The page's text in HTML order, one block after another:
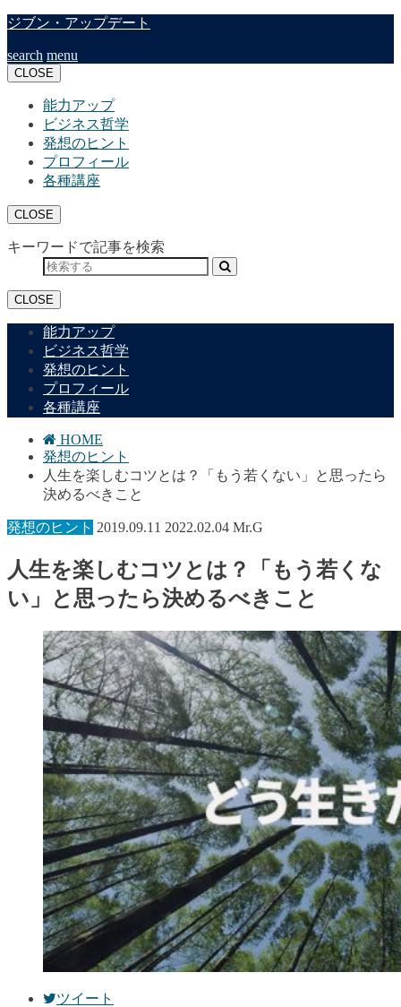
ジブン・アップデート
search menu
CLOSE
能力アップ
ビジネス哲学
発想のヒント
プロフィール
各種講座
CLOSE
キーワードで記事を検索
CLOSE
能力アップ
ビジネス哲学
発想のヒント
プロフィール
各種講座
HOME
発想のヒント
人生を楽しむコツとは？「もう若くない」と思ったら
決めるべきこと
発想のヒント 2019.09.11 2022.02.04 Mr.G
人生を楽しむコツとは？「もう若くな
い」と思ったら決めるべきこと
ツイート